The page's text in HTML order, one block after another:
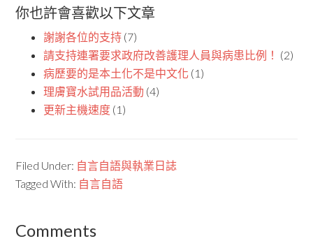
你也許會喜歡以下文章
謝謝各位的支持 (7)
請支持連署要求政府改善護理人員與病患比例！ (2)
病歷要的是本土化不是中文化 (1)
理膚寶水試用品活動 (4)
更新主機速度 (1)
Filed Under: 自言自語與執業日誌
Tagged With: 自言自語
Comments